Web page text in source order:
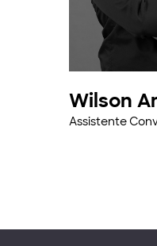
Wilson
Assistente